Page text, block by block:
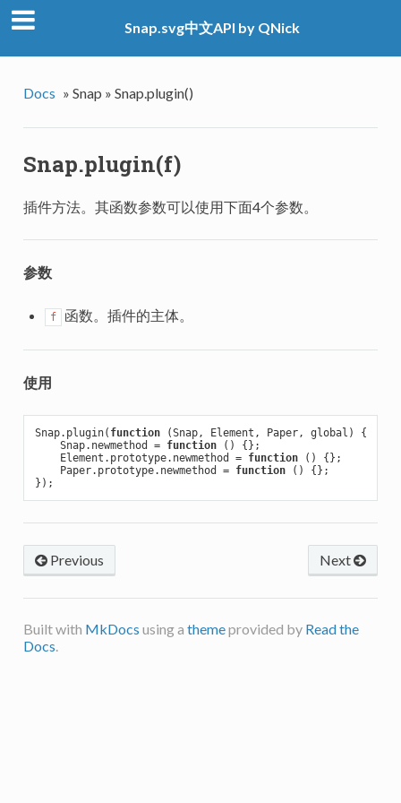
Snap.svg中文API by QNick
Docs » Snap » Snap.plugin()
Snap.plugin(f)
插件方法。其函数参数可以使用下面4个参数。
参数
f 函数。插件的主体。
使用
Snap.plugin( function (Snap, Element, Paper, global)
{
    Snap.newmethod =
function ()
{};
    Element.prototype.newmethod =
function ()
{};
    Paper.prototype.newmethod =
function ()
{};
Next
Previous
Built with MkDocs using a themeprovided by Read the
Docs